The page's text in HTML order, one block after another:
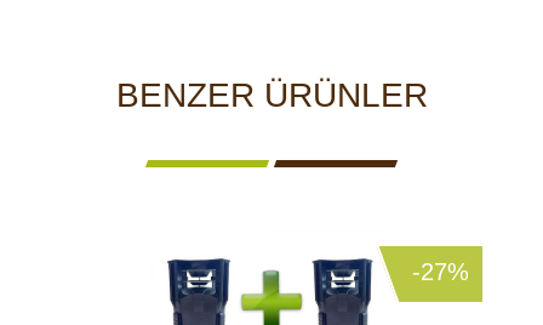
BENZER ÜRÜNLER
-27%